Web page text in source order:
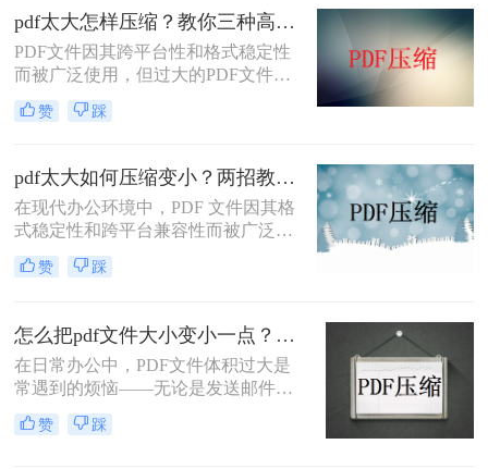
绍三种实用的PDF压缩方法，帮助您
轻松将PDF文件压缩得更小。
pdf太大怎样压缩？教你三种高效方法！
PDF文件因其跨平台性和格式稳定性
而被广泛使用，但过大的PDF文件不
仅占用存储空间，还会影响传输速度
和加载速度。为了解决pdf太大怎样压
件的方法。
赞 踩
pdf太大如何压缩变小？两招教你轻松压缩！
在现代办公环境中，PDF 文件因其格
式稳定性和跨平台兼容性而被广泛使
用。然而，当这些文件变得过大时，
它们不仅占用大量存储空间，而且在
传到某些平台。因此，掌握pdf太大如
何压缩变小是十分必要的。本文将介
绍两种实用的方法来解决这个问题，
帮助您轻松完成 PDF 文件的压缩。
赞 踩
怎么把pdf文件大小变小一点？四种方法对比，一看就懂！
在日常办公中，PDF文件体积过大是
常遇到的烦恼——无论是发送邮件受
限于附件大小，还是上传系统提示文
件超限，都让人头疼。那么，怎么把
赞 踩